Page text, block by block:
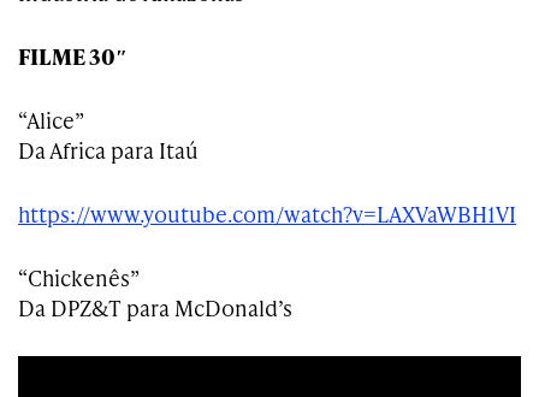
FILME 30″
“Alice”
Da Africa para Itaú
https://www.youtube.com/watch?v=LAXVaWBH1VI
“Chickenês”
Da DPZ&T para McDonald’s